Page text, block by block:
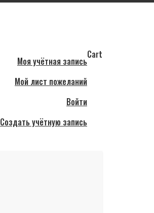
Cart
Моя учётная запись
Мой лист пожеланий
Войти
Создать учётную запись